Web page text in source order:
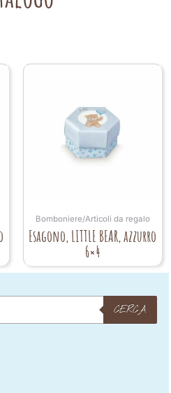
Bomboniere/Articoli da regalo
Esagono, LITTLE BEAR, azzurro
6×4
CERCA